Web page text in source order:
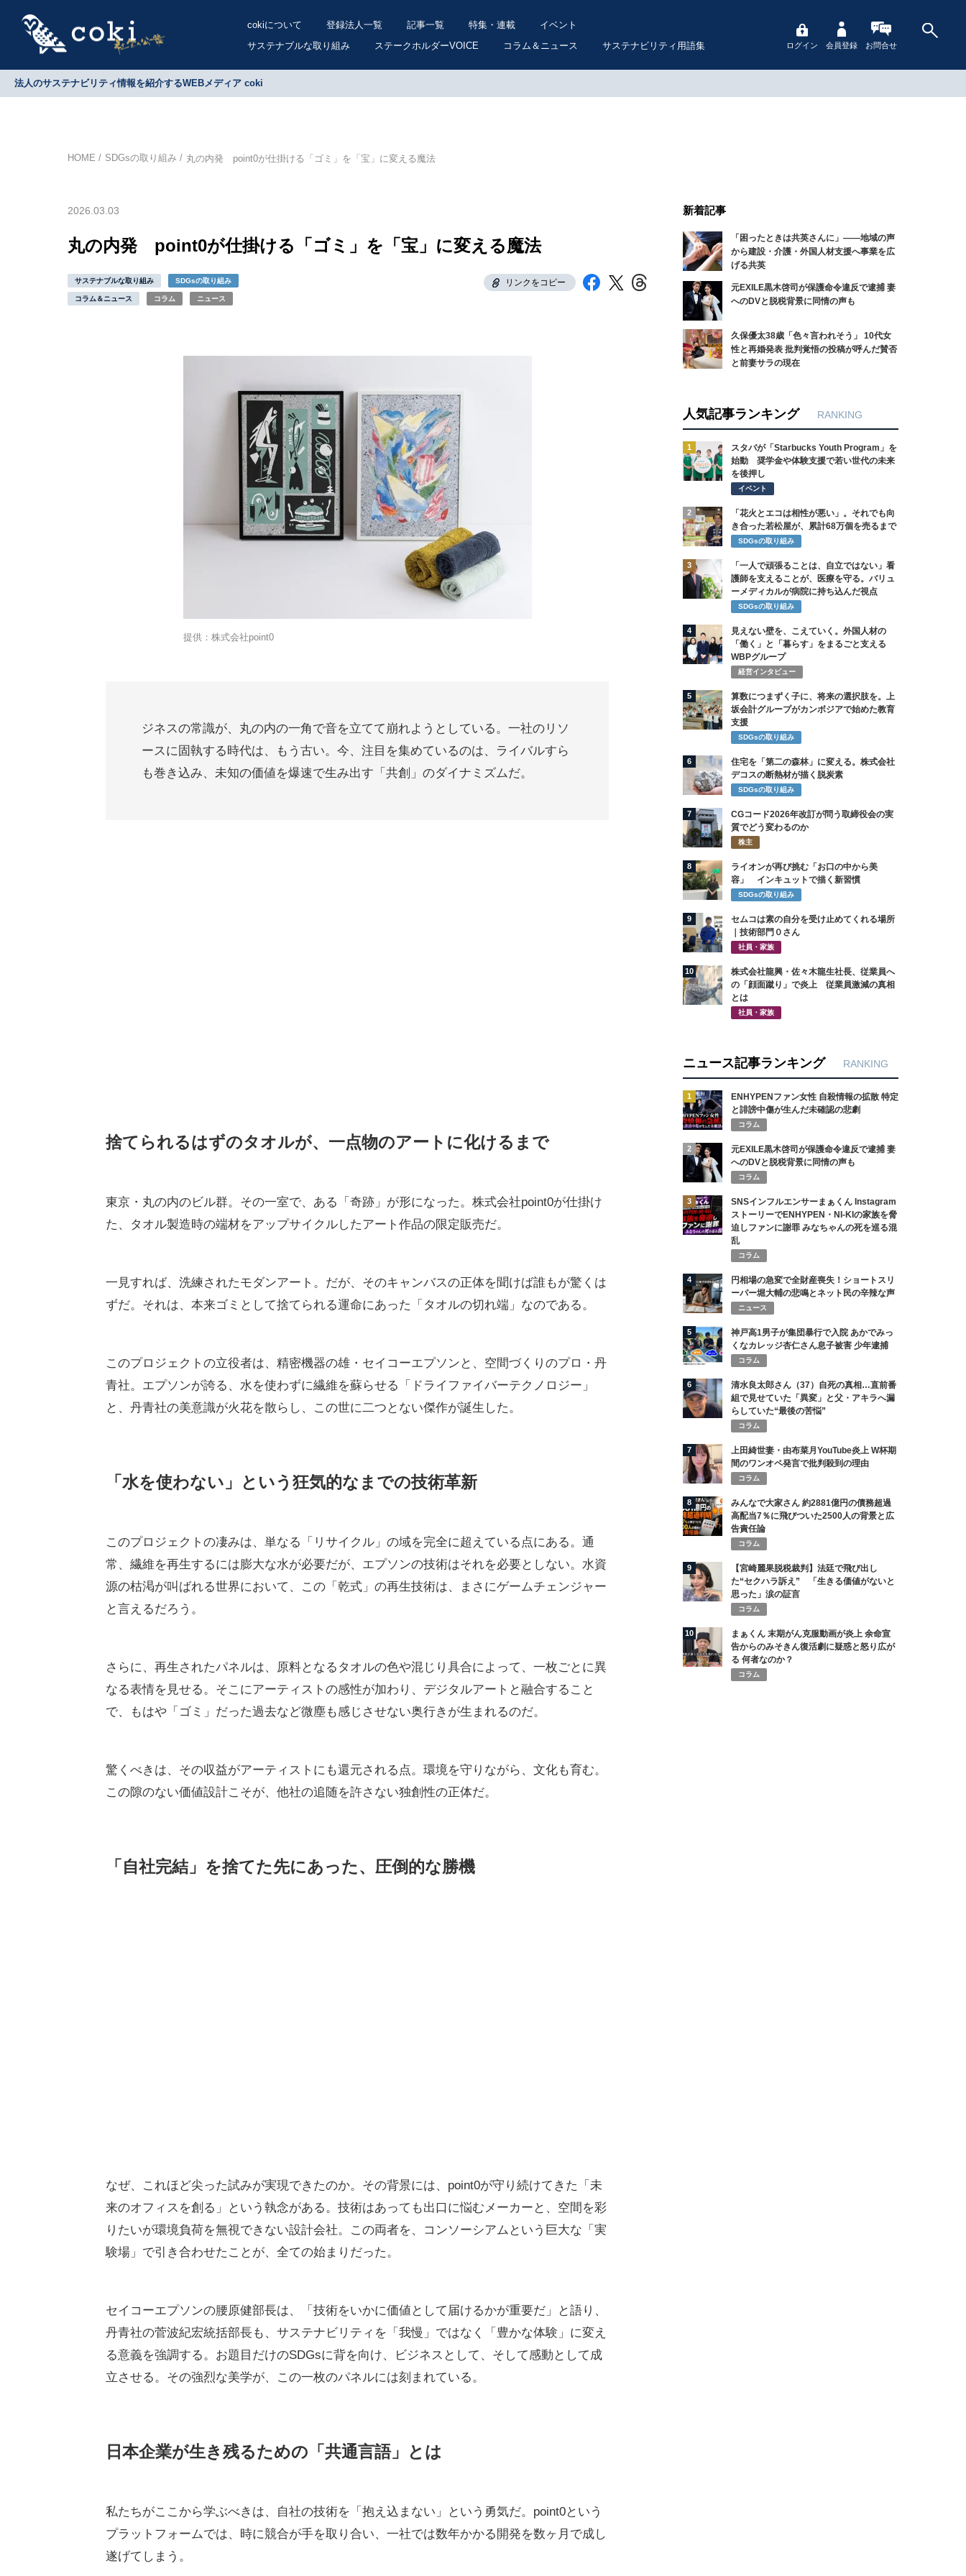
cokiについて 登録法人一覧 記事一覧 特集・連載
イベント
サステナブルな取り組み
ステークホルダーVOICE コラム＆ニュース サステナビリティ用語集 ログイン 会員登録 お問合せ
法人のサステナビリティ情報を紹介するWEBメディア coki
HOME SDGsの取り組み 丸の内発 point0が仕掛ける「ゴミ」を「宝」に変える魔法
2026.03.03
丸の内発 point0が仕掛ける「ゴミ」を「宝」に変える魔法
サステナブルな取り組み SDGsの取り組み
コラム＆ニュース コラム ニュース
リンクをコピー
提供：株式会社point0
ジネスの常識が、丸の内の一角で音を立てて崩れようとしている。一社のリソ
ースに固執する時代は、もう古い。今、注目を集めているのは、ライバルすら
も巻き込み、未知の価値を爆速で生み出す「共創」のダイナミズムだ。
捨てられるはずのタオルが、一点物のアートに化けるまで
東京・丸の内のビル群。その一室で、ある「奇跡」が形になった。株式会社point0が仕掛け
た、タオル製造時の端材をアップサイクルしたアート作品の限定販売だ。
一見すれば、洗練されたモダンアート。だが、そのキャンバスの正体を聞けば誰もが驚くは
ずだ。それは、本来ゴミとして捨てられる運命にあった「タオルの切れ端」なのである。
このプロジェクトの立役者は、精密機器の雄・セイコーエプソンと、空間づくりのプロ・丹
青社。エプソンが誇る、水を使わずに繊維を蘇らせる「ドライファイバーテクノロジー」
と、丹青社の美意識が火花を散らし、この世に二つとない傑作が誕生した。
「水を使わない」という狂気的なまでの技術革新
このプロジェクトの凄みは、単なる「リサイクル」の域を完全に超えている点にある。通
常、繊維を再生するには膨大な水が必要だが、エプソンの技術はそれを必要としない。水資
源の枯渇が叫ばれる世界において、この「乾式」の再生技術は、まさにゲームチェンジャー
と言えるだろう。
さらに、再生されたパネルは、原料となるタオルの色や混じり具合によって、一枚ごとに異
なる表情を見せる。そこにアーティストの感性が加わり、デジタルアートと融合すること
で、もはや「ゴミ」だった過去など微塵も感じさせない奥行きが生まれるのだ。
驚くべきは、その収益がアーティストにも還元される点。環境を守りながら、文化も育む。
この隙のない価値設計こそが、他社の追随を許さない独創性の正体だ。
「自社完結」を捨てた先にあった、圧倒的な勝機
なぜ、これほど尖った試みが実現できたのか。その背景には、point0が守り続けてきた「未
来のオフィスを創る」という執念がある。技術はあっても出口に悩むメーカーと、空間を彩
りたいが環境負荷を無視できない設計会社。この両者を、コンソーシアムという巨大な「実
験場」で引き合わせたことが、全ての始まりだった。
セイコーエプソンの腰原健部長は、「技術をいかに価値として届けるかが重要だ」と語り、
丹青社の菅波紀宏統括部長も、サステナビリティを「我慢」ではなく「豊かな体験」に変え
る意義を強調する。お題目だけのSDGsに背を向け、ビジネスとして、そして感動として成
立させる。その強烈な美学が、この一枚のパネルには刻まれている。
日本企業が生き残るための「共通言語」とは
私たちがここから学ぶべきは、自社の技術を「抱え込まない」という勇気だ。point0という
プラットフォームでは、時に競合が手を取り合い、一社では数年かかる開発を数ヶ月で成し
遂げてしまう。
新着記事
「困ったときは共英さんに」――地域の声
から建設・介護・外国人材支援へ事業を広
げる共英
元EXILE黒木啓司が保護命令違反で逮捕 妻
へのDVと脱税背景に同情の声も
久保優太38歳「色々言われそう」 10代女
性と再婚発表 批判覚悟の投稿が呼んだ賛否
と前妻サラの現在
人気記事ランキング RANKING
1
スタバが「Starbucks Youth Program」を
始動 奨学金や体験支援で若い世代の未来
を後押し
イベント
2
「花火とエコは相性が悪い」。それでも向
き合った若松屋が、累計68万個を売るまで
SDGsの取り組み
3
「一人で頑張ることは、自立ではない」看
護師を支えることが、医療を守る。バリュ
ーメディカルが病院に持ち込んだ視点
SDGsの取り組み
4
見えない壁を、こえていく。外国人材の
「働く」と「暮らす」をまるごと支える
WBPグループ
経営インタビュー
5
算数につまずく子に、将来の選択肢を。上
坂会計グループがカンボジアで始めた教育
支援
SDGsの取り組み
6
住宅を「第二の森林」に変える。株式会社
デコスの断熱材が描く脱炭素
SDGsの取り組み
7
CGコード2026年改訂が問う取締役会の実
質でどう変わるのか
株主
8
ライオンが再び挑む「お口の中から美
容」 インキュットで描く新習慣
SDGsの取り組み
9
セムコは素の自分を受け止めてくれる場所
｜技術部門０さん
社員・家族
10
株式会社龍興・佐々木龍生社長、従業員へ
の「顔面蹴り」で炎上 従業員激減の真相
とは
社員・家族
ニュース記事ランキング RANKING
1
ENHYPENファン女性 自殺情報の拡散 特定
と誹謗中傷が生んだ未確認の悲劇
コラム
2
元EXILE黒木啓司が保護命令違反で逮捕 妻
へのDVと脱税背景に同情の声も
コラム
3
SNSインフルエンサーまぁくん Instagram
ストーリーでENHYPEN・NI-KIの家族を脅
迫しファンに謝罪 みなちゃんの死を巡る混
乱
コラム
4
円相場の急変で全財産喪失！ショートスリ
ーパー堀大輔の悲鳴とネット民の辛辣な声
ニュース
5
神戸高1男子が集団暴行で入院 あかでみっ
くなカレッジ杏仁さん息子被害 少年逮捕
コラム
6
清水良太郎さん（37）自死の真相…直前番
組で見せていた「異変」と父・アキラへ漏
らしていた“最後の苦悩”
コラム
7
上田綺世妻・由布菜月YouTube炎上 W杯期
間のワンオペ発言で批判殺到の理由
コラム
8
みんなで大家さん 約2881億円の債務超過
高配当7％に飛びついた2500人の背景と広
告責任論
コラム
9
【宮崎麗果脱税裁判】法廷で飛び出し
た“セクハラ訴え” 「生きる価値がないと
思った」涙の証言
コラム
10
まぁくん 末期がん克服動画が炎上 余命宣
告からのみそきん復活劇に疑惑と怒り広が
る 何者なのか？
コラム